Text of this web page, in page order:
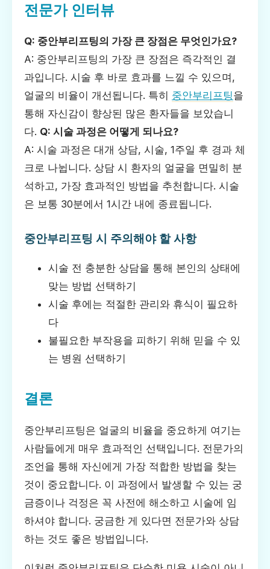
전문가 인터뷰
Q: 중안부리프팅의 가장 큰 장점은 무엇인가요?
A: 중안부리프팅의 가장 큰 장점은 즉각적인 결
과입니다. 시술 후 바로 효과를 느낄 수 있으며,
얼굴의 비율이 개선됩니다. 특히 중안부리프팅을
통해 자신감이 향상된 많은 환자들을 보았습니
다. Q: 시술 과정은 어떻게 되나요?
A: 시술 과정은 대개 상담, 시술, 1주일 후 경과 체
크로 나뉩니다. 상담 시 환자의 얼굴을 면밀히 분
석하고, 가장 효과적인 방법을 추천합니다. 시술
은 보통 30분에서 1시간 내에 종료됩니다.
중안부리프팅 시 주의해야 할 사항
시술 전 충분한 상담을 통해 본인의 상태에
맞는 방법 선택하기
시술 후에는 적절한 관리와 휴식이 필요하
다
불필요한 부작용을 피하기 위해 믿을 수 있
는 병원 선택하기
결론
중안부리프팅은 얼굴의 비율을 중요하게 여기는
사람들에게 매우 효과적인 선택입니다. 전문가의
조언을 통해 자신에게 가장 적합한 방법을 찾는
것이 중요합니다. 이 과정에서 발생할 수 있는 궁
금증이나 걱정은 꼭 사전에 해소하고 시술에 임
하셔야 합니다. 궁금한 게 있다면 전문가와 상담
하는 것도 좋은 방법입니다.